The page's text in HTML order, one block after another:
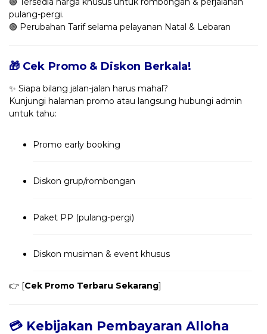
pulang-pergi.
🟢 Perubahan Tarif selama pelayanan Natal & Lebaran
🎁 Cek Promo & Diskon Berkala!
✨ Siapa bilang jalan-jalan harus mahal?
Kunjungi halaman promo atau langsung hubungi admin
untuk tahu:
Promo early booking
Diskon grup/rombongan
Paket PP (pulang-pergi)
Diskon musiman & event khusus
👉 [Cek Promo Terbaru Sekarang]
💳 Kebijakan Pembayaran Alloha